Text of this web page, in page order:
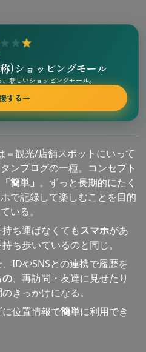
)ショッピングモール
新しいショッピングモール。
する→
観光/店舗スポットにいって
ンプログの一種。コンセプト
簡単」 。ずっと長期的にたく
で記録して楽しむことを目的
いる。
ち運ばなくてもスマホがあ
ち歩いているのと同じ。
IDやSNSとの連携で履歴を
の、再訪問・友達に見せたり
きっかけになる。
位置情報で簡単に利用でき